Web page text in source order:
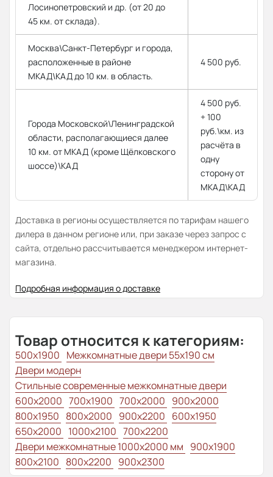
Лосинопетровский и др. (от 20 до
45 км. от склада).
Москва\Санкт-Петербург и города,
расположенные в районе
МКАД\КАД до 10 км. в область.
4 500 руб.
Города Московской\Ленинградской
области, располагающиеся далее
10 км. от МКАД (кроме Щёлковского
шоссе)\КАД
4 500 руб.
+ 100
руб.\км. из
расчёта в
одну
сторону от
МКАД\КАД
Доставка в регионы осуществляется по тарифам нашего
дилера в данном регионе или, при заказе через запрос с
сайта, отдельно рассчитывается менеджером интернет-
магазина.
Подробная информация о доставке
Товар относится к категориям:
500x1900 Межкомнатные двери 55х190 см
Двери модерн
Стильные современные межкомнатные двери
600x2000 700x1900 700x2000 900x2000
800х1950 800x2000 900x2200 600x1950
650x2000 1000x2100 700x2200
Двери межкомнатные 1000х2000 мм 900x1900
800x2100 800x2200 900x2300